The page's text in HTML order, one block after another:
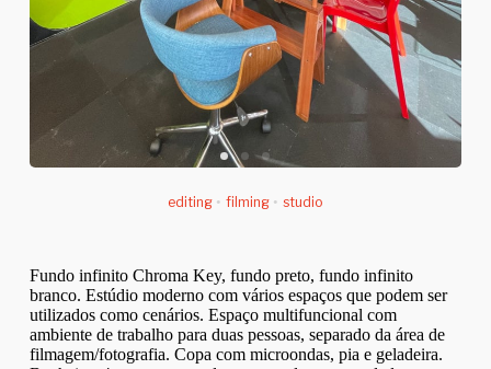
editing • filming • studio
Fundo infinito Chroma Key, fundo preto, fundo infinito
branco. Estúdio moderno com vários espaços que podem ser
utilizados como cenários. Espaço multifuncional com
ambiente de trabalho para duas pessoas, separado da área de
filmagem/fotografia. Copa com microondas, pia e geladeira.